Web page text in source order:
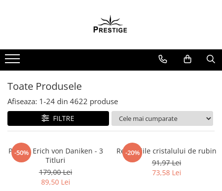
Noutati
Promotii
Spiritualitate - Ezoterism
AngelConnection
Arte Divinatorii
Chiromantie
Dezvoltare Spirituala
KidConnection
Toate Produsele
Afiseaza: 1-24 din 4622 produse
FILTRE
-50%
Pachet Erich von Daniken - 3
Titluri
179,00 Lei
89,50 Lei
-20%
Revelatiile cristalului de rubin
91,97 Lei
73,58 Lei